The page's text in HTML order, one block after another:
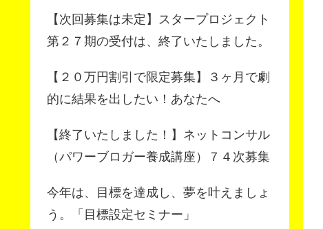
【次回募集は未定】スタープロジェクト
第２７期の受付は、終了いたしました。
【２０万円割引で限定募集】３ヶ月で劇
的に結果を出したい！あなたへ
【終了いたしました！】ネットコンサル
（パワーブロガー養成講座）７４次募集
今年は、目標を達成し、夢を叶えましょ
う。「目標設定セミナー」